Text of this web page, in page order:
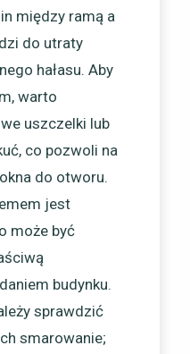
między ramą a
do utraty
hałasu. Aby
warto
uszczelki lub
co pozwoli na
do otworu.
jest
może być
budynku.
sprawdzić
smarowanie;